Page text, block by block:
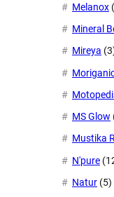
Melanox
Mineral
Mireya
MS Glow
Mustika
N'pure
Natur (5)